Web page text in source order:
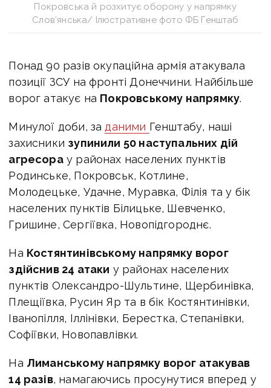
Покровська й розхитує оборону у напрямку
Слов’янська/ Ілюстративне фото ФБ Генштаб
Понад 90 разів окупаційна армія атакувала
позиції ЗСУ на фронті Донеччини. Найбільше
ворог атакує на Покровському напрямку.
Минулої доби, за даними Генштабу, наші
захисники зупинили 50 наступальних дій
агресорау районах населених пунктів
Родинське, Покровськ, Котлине,
Молодецьке, Удачне, Муравка, Філія та у бік
населених пунктів Білицьке, Шевченко,
Гришине, Сергіївка, Новопідгороднє.
На Костянтинівському напрямку ворог
здійснив 24 атаки у районах населених
пунктів Олександро-Шультине, Щербинівка,
Плещіївка, Русин Яр та в бік Костянтинівки,
Іванопілля, Іллінівки, Берестка, Степанівки,
Софіївки, Новопавлівки.
На Лиманському напрямку ворог атакував
14 разів, намагаючись просунутися вперед у